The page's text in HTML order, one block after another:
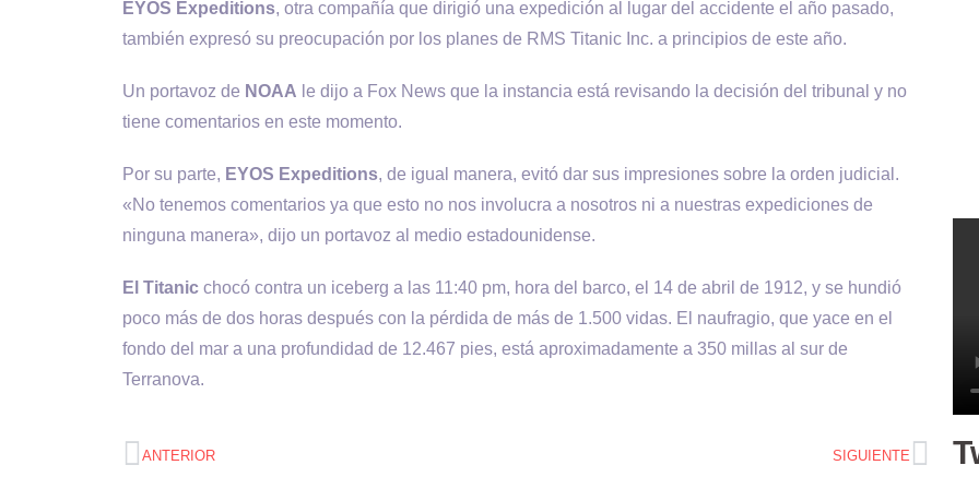
EYOS Expeditions, otra compañía que dirigió una expedición al lugar del accidente el año pasado,
también expresó su preocupación por los planes de RMS Titanic Inc. a principios de este año.
Un portavoz de NOAA le dijo a Fox News que la instancia está revisando la decisión del tribunal y no
tiene comentarios en este momento.
Por su parte, EYOS Expeditions, de igual manera, evitó dar sus impresiones sobre la orden judicial.
«No tenemos comentarios ya que esto no nos involucra a nosotros ni a nuestras expediciones de
ninguna manera», dijo un portavoz al medio estadounidense.
El Titanic chocó contra un iceberg a las 11:40 pm, hora del barco, el 14 de abril de 1912, y se hundió
poco más de dos horas después con la pérdida de más de 1.500 vidas. El naufragio, que yace en el
fondo del mar a una profundidad de 12.467 pies, está aproximadamente a 350 millas al sur de
Terranova.
ANTERIOR SIGUIENTE